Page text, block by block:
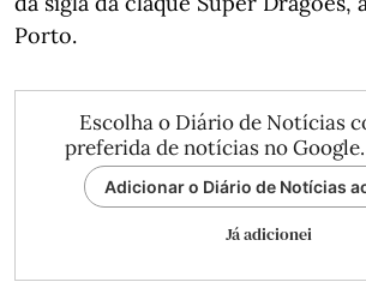
Porto.
Escolha o Diário de Notícias
preferida de notícias no Google.
Adicionar o Diário de Notícias
Já adicionei